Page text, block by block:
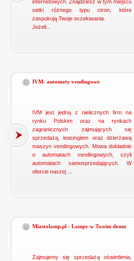
internetowych. Znajdziesz w tym miejscu
setki różnego typu stron, które
zaspokoją Twoje oczekiwania.
Jeżeli...
IVM- automaty vendingowe
IVM jest jedną z nielicznych firm na
rynku Polskim oraz na rynkach
zagranicznych zajmujących się
sprzedażą, leasingiem oraz dzierżawą
maszyn vendingowych. Mowa dokładnie
o automatach vendingowych, czyli
automatach samosprzedających. W
ofercie naszej ...
Miastolamp.pl - Lampy w Twoim domu
Zajmujemy się sprzedażą oświetlenia,